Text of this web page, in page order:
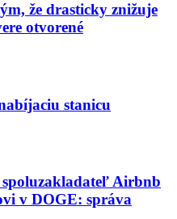
že drasticky znižuje
otvorené
stanicu
spoluzakladateľ Airbnb
v DOGE: správa